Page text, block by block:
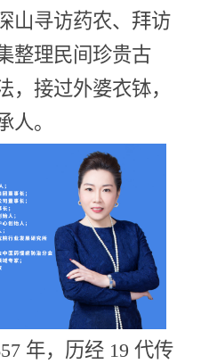
山寻访药农、拜访
整理民间珍贵古
，接过外婆衣钵，
人。
年，历经 19 代传